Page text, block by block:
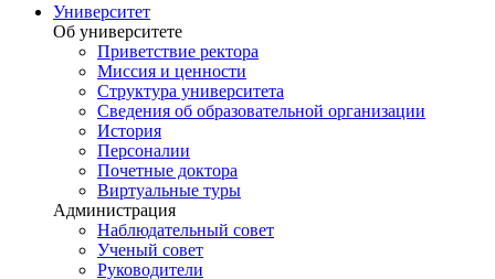
Университет
Об университете
Приветствие ректора
Миссия и ценности
Структура университета
Сведения об образовательной организации
История
Персоналии
Почетные доктора
Виртуальные туры
Администрация
Наблюдательный совет
Ученый совет
Руководители